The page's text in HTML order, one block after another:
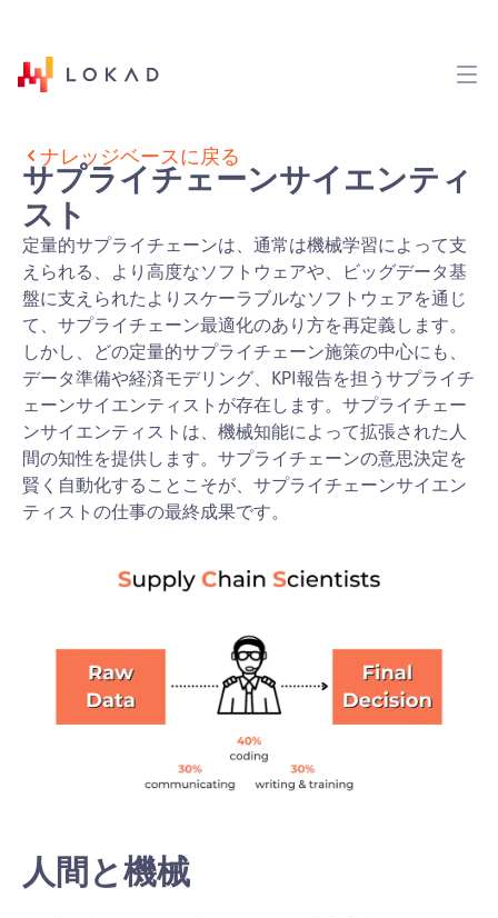
ナレッジベースに戻る
サプライチェーンサイエンティ
スト
定量的サプライチェーンは、通常は機械学習によって支
えられる、より高度なソフトウェアや、ビッグデータ基
盤に支えられたよりスケーラブルなソフトウェアを通じ
て、サプライチェーン最適化のあり方を再定義します。
しかし、どの定量的サプライチェーン施策の中心にも、
データ準備や経済モデリング、KPI報告を担うサプライチ
ェーンサイエンティストが存在します。サプライチェー
ンサイエンティストは、機械知能によって拡張された人
間の知性を提供します。サプライチェーンの意思決定を
賢く自動化することこそが、サプライチェーンサイエン
ティストの仕事の最終成果です。
人間と機械